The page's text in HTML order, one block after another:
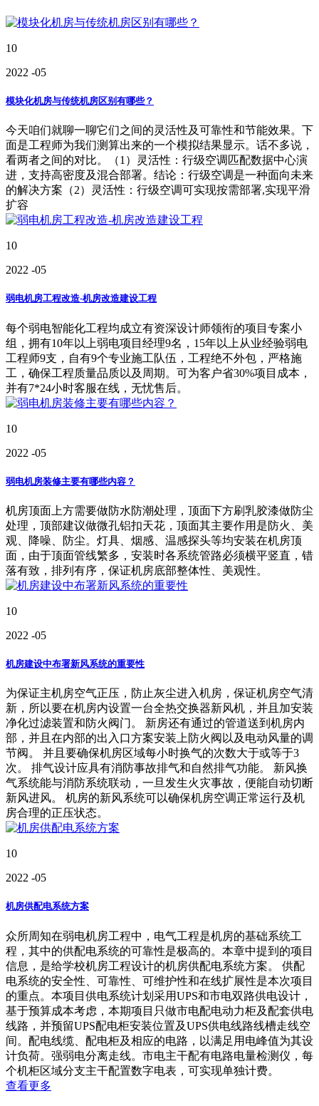
10
2022 -05
模块化机房与传统机房区别有哪些？
今天咱们就聊一聊它们之间的灵活性及可靠性和节能效果。下
面是工程师为我们测算出来的一个模拟结果显示。话不多说，
看两者之间的对比。（1）灵活性：行级空调匹配数据中心演
进，支持高密度及混合部署。结论：行级空调是一种面向未来
的解决方案（2）灵活性：行级空调可实现按需部署,实现平滑
扩容
10
2022 -05
弱电机房工程改造-机房改造建设工程
每个弱电智能化工程均成立有资深设计师领衔的项目专案小
组，拥有10年以上弱电项目经理9名，15年以上从业经验弱电
工程师9支，自有9个专业施工队伍，工程绝不外包，严格施
工，确保工程质量品质以及周期。可为客户省30%项目成本，
并有7*24小时客服在线，无忧售后。
10
2022 -05
弱电机房装修主要有哪些内容？
机房顶面上方需要做防水防潮处理，顶面下方刷乳胶漆做防尘
处理，顶部建议做微孔铝扣天花，顶面其主要作用是防火、美
观、降噪、防尘。灯具、烟感、温感探头等均安装在机房顶
面，由于顶面管线繁多，安装时各系统管路必须横平竖直，错
落有致，排列有序，保证机房底部整体性、美观性。
10
2022 -05
机房建设中布署新风系统的重要性
为保证主机房空气正压，防止灰尘进入机房，保证机房空气清
新，所以要在机房内设置一台全热交换器新风机，并且加安装
净化过滤装置和防火阀门。 新房还有通过的管道送到机房内
部，并且在内部的出入口方案安装上防火阀以及电动风量的调
节阀。 并且要确保机房区域每小时换气的次数大于或等于3
次。 排气设计应具有消防事故排气和自然排气功能。 新风换
气系统能与消防系统联动，一旦发生火灾事故，便能自动切断
新风进风。 机房的新风系统可以确保机房空调正常运行及机
房合理的正压状态。
10
2022 -05
机房供配电系统方案
众所周知在弱电机房工程中，电气工程是机房的基础系统工
程，其中的供配电系统的可靠性是极高的。本章中提到的项目
信息，是给学校机房工程设计的机房供配电系统方案。 供配
电系统的安全性、可靠性、可维护性和在线扩展性是本次项目
的重点。本项目供电系统计划采用UPS和市电双路供电设计，
基于预算成本考虑，本期项目只做市电配电动力柜及配套供电
线路，并预留UPS配电柜安装位置及UPS供电线路线槽走线空
间。配电线缆、配电柜及相应的电路，以满足用电峰值为其设
计负荷。强弱电分离走线。市电主干配有电路电量检测仪，每
个机柜区域分支主干配置数字电表，可实现单独计费。
查看更多